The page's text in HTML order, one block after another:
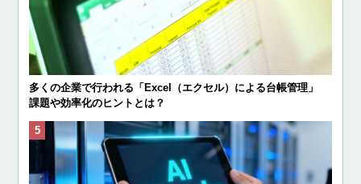
多くの企業で行われる「Excel（エクセル）による台帳管理」
課題や効率化のヒントとは？